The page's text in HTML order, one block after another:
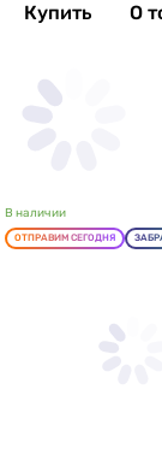
Купить О
В наличии
ОТПРАВИМ СЕГОДНЯ